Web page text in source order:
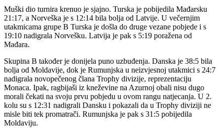
Muški dio turnira krenuo je sjajno. Turska je pobijedila Mađarsku
21:17, a Norveška je s 12:14 bila bolja od Latvije. U večernjim
utakmicama grupe B Turska je došla do druge vezane pobjede i s
19:10 nadigrala Norvešku. Latvija je pak s 5:19 poražena od
Mađara.
Skupina B također je donijela puno uzbuđenja. Danska je 38:5 bila
bolja od Moldavije, dok je Rumunjska u neizvjesnoj utakmici s 24:7
nadigrala novopečenog člana Trophy divizije, reprezentaciju
Monaca. Ipak, ragbijaši iz kneževine na Azurnoj obali nisu dugo
morali čekati na svoju prvu pobjedu u ovom rangu natjecanja. U 2.
kolu su s 12:31 nadigrali Dansku i pokazali da u Trophy diviziji ne
misle biti tek promatrači. Rumunjska je pak s 31:5 pobijedila
Moldaviju.